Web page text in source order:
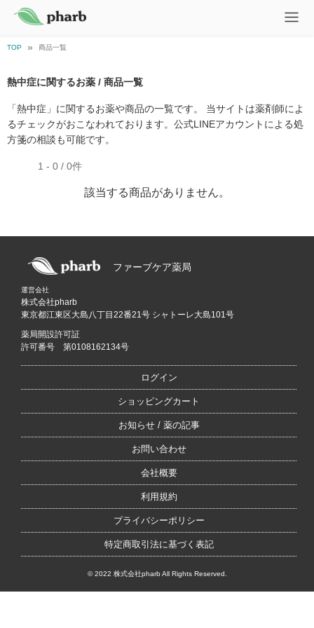
TOP 商品一覧
熱中症に関するお薬 / 商品一覧
1 - 0 / 0件
「熱中症」に関するお薬や商品の一覧です。 当サイトは薬剤師によ
るチェックがおこなわれております。公式LINEアカウントによる処
方箋の相談も可能です。
該当する商品がありません。
ファーブケア薬局
運営会社
株式会社pharb
東京都江東区大島八丁目22番21号 シャトーレ大島101号
薬局開設許可証
許可番号 第0108162134号
ログイン
ショッピングカート
お知らせ / 薬の記事
お問い合わせ
会社概要
利用規約
プライバシーポリシー
特定商取引法に基づく表記
© 2022 株式会社pharb All Rights Reserved.